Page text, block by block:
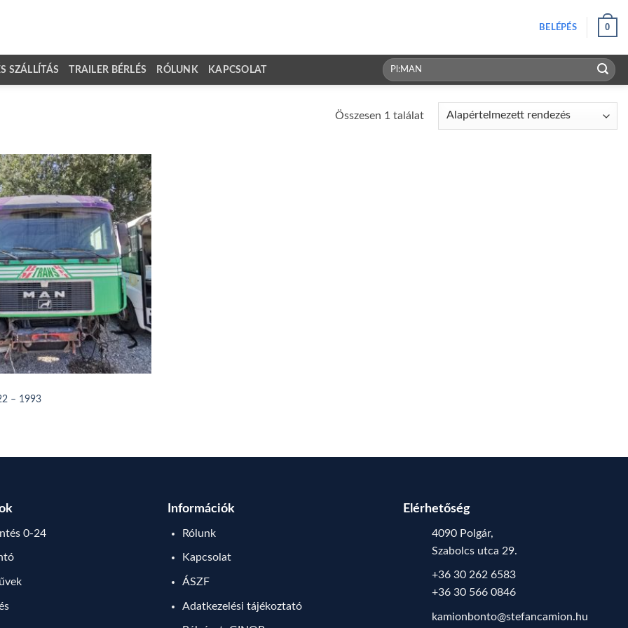
BELÉPÉS 0
SZÁLLÍTÁS TRAILER BÉRLÉS RÓLUNK KAPCSOLAT
Keresés
a
Összesen 1 találat
– 1993
0-24
Információk
Rólunk
Kapcsolat
ÁSZF
Adatkezelési tájékoztató
Elérhetőség
4090 Polgár,
Szabolcs utca 29.
+36 30 262 6583
+36 30 566 0846
kamionbonto@stefancamion.hu